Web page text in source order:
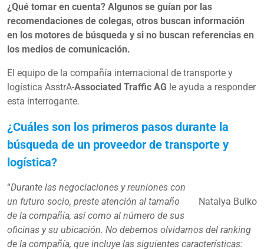
¿Qué tomar en cuenta? Algunos se guían por las
recomendaciones de colegas, otros buscan información
en los motores de búsqueda y si no buscan referencias en
los medios de comunicación.
El equipo de la compañía internacional de transporte y
logística AsstrA-Associated Traffic AG le ayuda a responder
esta interrogante.
¿Cuáles son los primeros pasos durante la
búsqueda de un proveedor de transporte y
logística?
Natalya Bulko
“Durante las negociaciones y reuniones con
un futuro socio, preste atención al tamaño
de la compañía, así como al número de sus
oficinas y su ubicación. No debemos olvidarnos del ranking
de la compañía, que incluye las siguientes características: